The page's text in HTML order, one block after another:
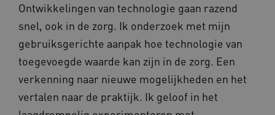
Ontwikkelingen van technologie gaan razend
snel, ook in de zorg. Ik onderzoek met mijn
gebruiksgerichte aanpak hoe technologie van
toegevoegde waarde kan zijn in de zorg. Een
verkenning naar nieuwe mogelijkheden en het
vertalen naar de praktijk. Ik geloof in het